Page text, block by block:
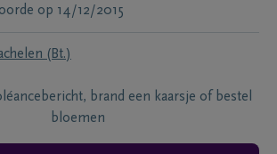
op 14/12/2015
(Bt.)
brand een kaarsje of bestel
bloemen